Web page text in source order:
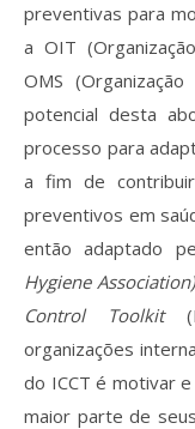
preventivas para
a OIT
OMS
potencial desta
processo para
a fim de
preventivos em
então adaptado
Hygiene Association)
Control Toolkit
organizações
do ICCT é motivar
maior parte de